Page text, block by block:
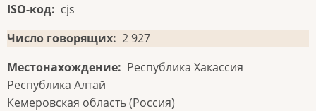
ISO-код
cjs
Число говорящих 2 927
Местонахождение
Республика Хакассия
Республика Алтай
Кемеровская область (Россия)